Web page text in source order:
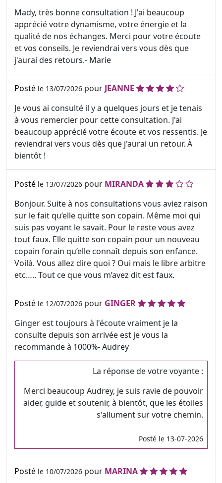
Mady, très bonne consultation ! J'ai beaucoup
apprécié votre dynamisme, votre énergie et la
qualité de nos échanges. Merci pour votre écoute
et vos conseils. Je reviendrai vers vous dès que
j'aurai des retours.- Marie
Posté le 13/07/2026 pour JEANNE
Je vous ai consulté il y a quelques jours et je tenais
à vous remercier pour cette consultation. J'ai
beaucoup apprécié votre écoute et vos ressentis. Je
reviendrai vers vous dès que j'aurai un retour. À
bientôt !
Posté le 13/07/2026 pour MIRANDA
Bonjour. Suite à nos consultations vous aviez raison
sur le fait qu’elle quitte son copain. Même moi qui
suis pas voyant le savait. Pour le reste vous avez
tout faux. Elle quitte son copain pour un nouveau
copain forain qu’elle connaît depuis son enfance.
Voilà. Vous allez dire quoi ? Oui mais le libre arbitre
etc….. Tout ce que vous m’avez dit est faux.
Posté le 12/07/2026 pour GINGER
Ginger est toujours à l'écoute vraiment je la
consulte depuis son arrivée est je vous la
recommande à 1000%- Audrey
La réponse de votre voyante :
Merci beaucoup Audrey, je suis ravie de pouvoir
aider, guide et soutenir, à bientôt, que les étoiles
s'allument sur votre chemin.
Posté le 13-07-2026
Posté le 10/07/2026 pour MARINA